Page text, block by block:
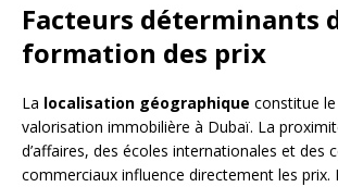
Facteurs déterminants
formation des prix
La localisation géographique constitue
valorisation immobilière à Dubaï. La
d’affaires, des écoles internationales et des
commerciaux influence directement les prix.